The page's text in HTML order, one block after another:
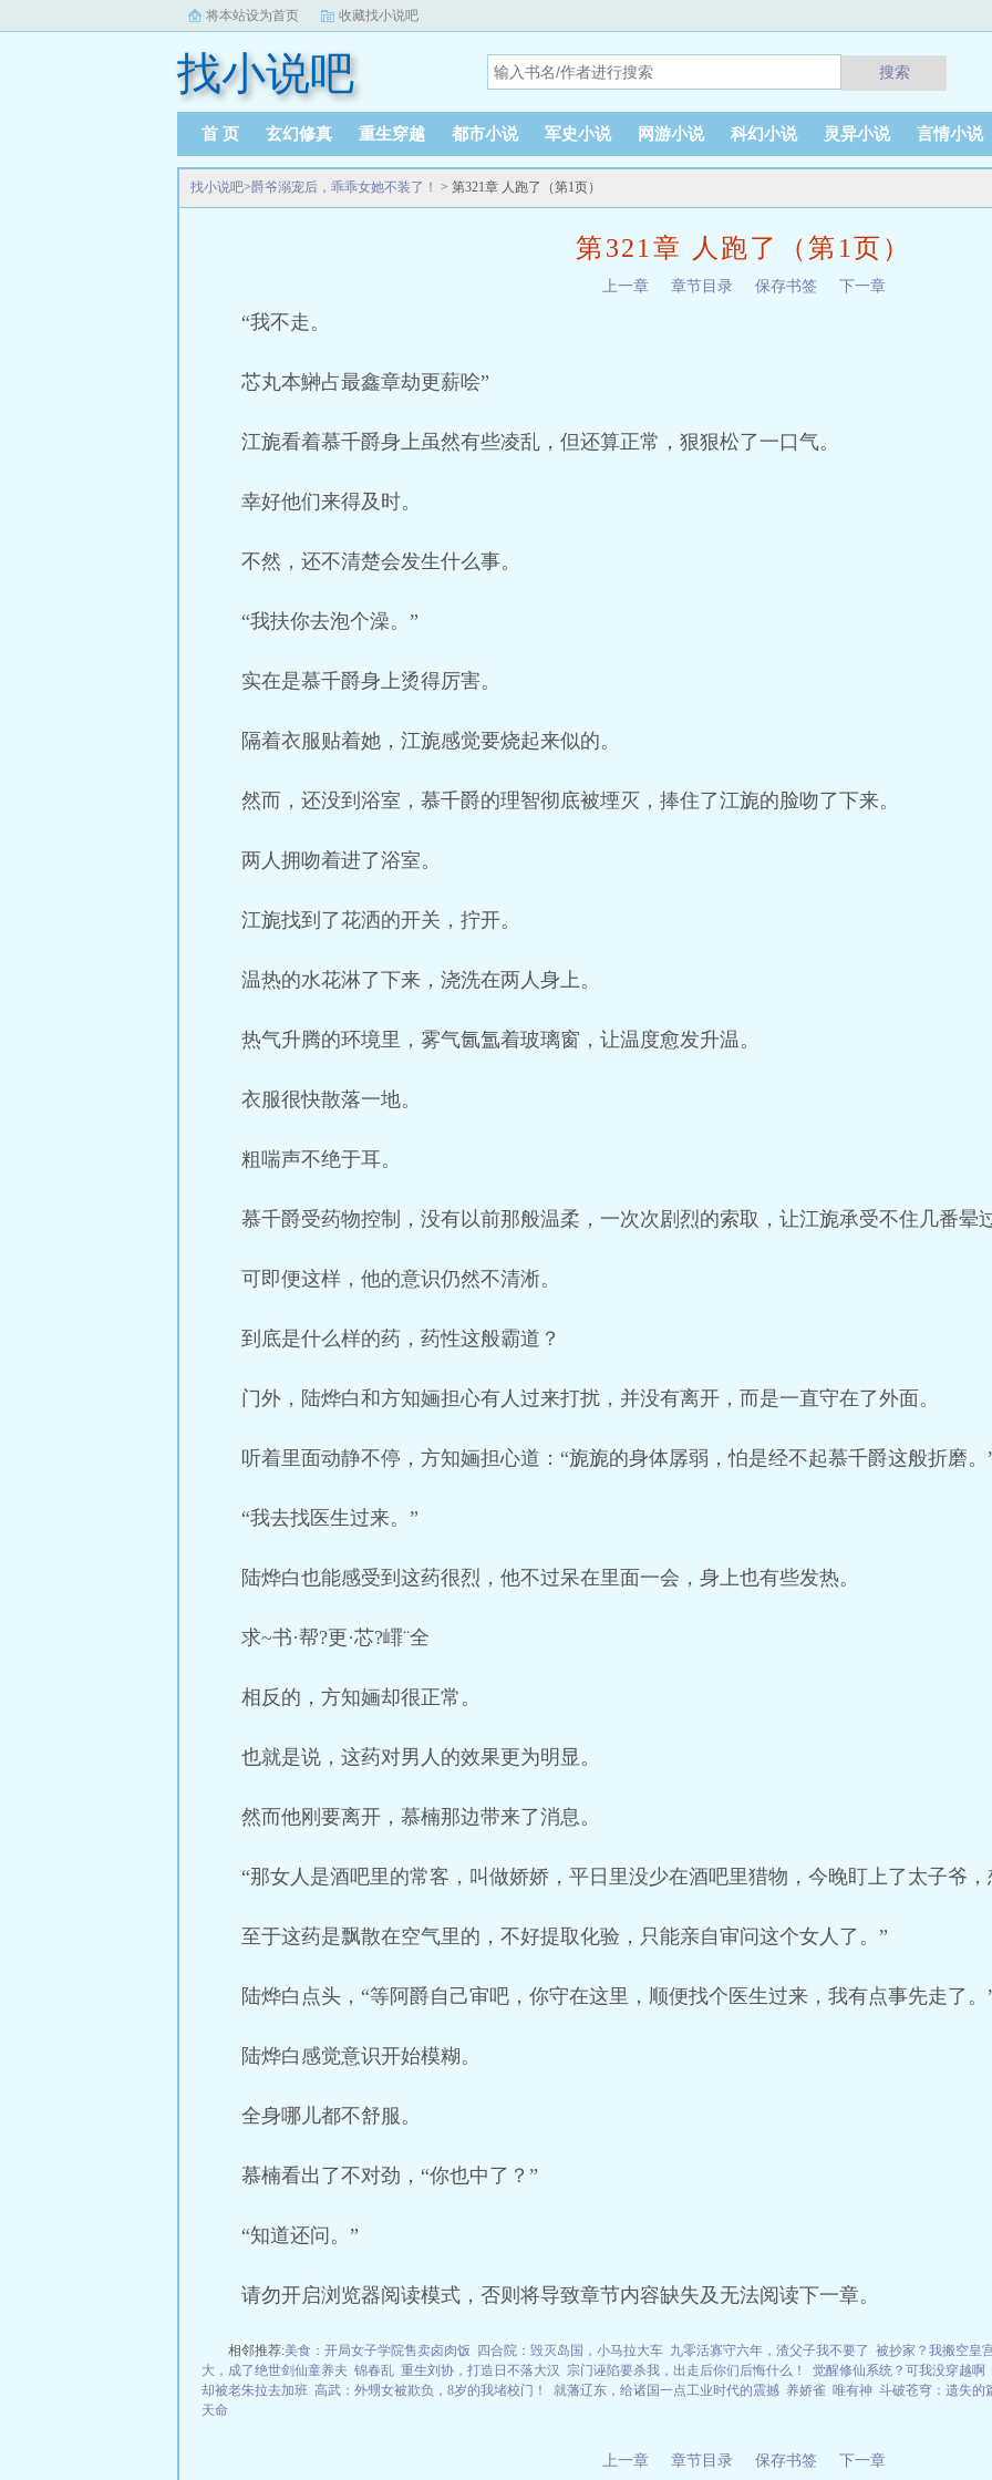
将本站设为首页 收藏找小说吧
找小说吧 搜索
首 页 玄幻修真 重生穿越 都市小说 军史小说 网游小说 科幻小说 灵异小说 言情小说
找小说吧>爵爷溺宠后，乖乖女她不装了！ > 第321章 人跑了（第1页）
第321章 人跑了（第1页）
上一章 章节目录 保存书签 下一章
“我不走。
芯丸本鰰占最鑫章劫更薪哙”
江旎看着慕千爵身上虽然有些凌乱，但还算正常，狠狠松了一口气。
幸好他们来得及时。
不然，还不清楚会发生什么事。
“我扶你去泡个澡。”
实在是慕千爵身上烫得厉害。
隔着衣服贴着她，江旎感觉要烧起来似的。
然而，还没到浴室，慕千爵的理智彻底被堙灭，捧住了江旎的脸吻了下来。
两人拥吻着进了浴室。
江旎找到了花洒的开关，拧开。
温热的水花淋了下来，浇洗在两人身上。
热气升腾的环境里，雾气氤氲着玻璃窗，让温度愈发升温。
衣服很快散落一地。
粗喘声不绝于耳。
慕千爵受药物控制，没有以前那般温柔，一次次剧烈的索取，让江旎承受不住几番晕
可即便这样，他的意识仍然不清淅。
到底是什么样的药，药性这般霸道？
门外，陆烨白和方知婳担心有人过来打扰，并没有离开，而是一直守在了外面。
听着里面动静不停，方知婳担心道：“旎旎的身体孱弱，怕是经不起慕千爵这般折磨。
“我去找医生过来。”
陆烨白也能感受到这药很烈，他不过呆在里面一会，身上也有些发热。
求~书·帮?更·芯?嶵¨全
相反的，方知婳却很正常。
也就是说，这药对男人的效果更为明显。
然而他刚要离开，慕楠那边带来了消息。
“那女人是酒吧里的常客，叫做娇娇，平日里没少在酒吧里猎物，今晚盯上了太子爷，
至于这药是飘散在空气里的，不好提取化验，只能亲自审问这个女人了。”
陆烨白点头，“等阿爵自己审吧，你守在这里，顺便找个医生过来，我有点事先走了。
陆烨白感觉意识开始模糊。
全身哪儿都不舒服。
慕楠看出了不对劲，“你也中了？”
“知道还问。”
请勿开启浏览器阅读模式，否则将导致章节内容缺失及无法阅读下一章。
相邻推荐:美食：开局女子学院售卖卤肉饭 四合院：毁灭岛国，小马拉大车 九零活寡守六年，渣父子我不要了 被抄家？我搬空皇
大，成了绝世剑仙童养夫 锦春乱 重生刘协，打造日不落大汉 宗门诬陷要杀我，出走后你们后悔什么！ 觉醒修仙系统？可我没穿越啊
却被老朱拉去加班 高武：外甥女被欺负，8岁的我堵校门！ 就藩辽东，给诸国一点工业时代的震撼 养娇雀 唯有神 斗破苍穹：遗失的
天命
上一章 章节目录 保存书签 下一章